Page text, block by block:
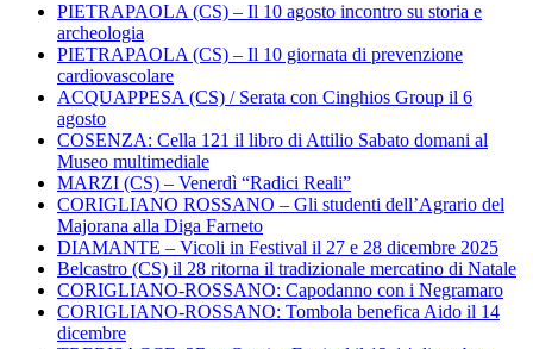
PIETRAPAOLA (CS) – Il 10 agosto incontro su storia e
archeologia
PIETRAPAOLA (CS) – Il 10 giornata di prevenzione
cardiovascolare
ACQUAPPESA (CS) / Serata con Cinghios Group il 6
agosto
COSENZA: Cella 121 il libro di Attilio Sabato domani al
Museo multimediale
MARZI (CS) – Venerdì “Radici Reali”
CORIGLIANO ROSSANO – Gli studenti dell’Agrario del
Majorana alla Diga Farneto
DIAMANTE – Vicoli in Festival il 27 e 28 dicembre 2025
Belcastro (CS) il 28 ritorna il tradizionale mercatino di Natale
CORIGLIANO-ROSSANO: Capodanno con i Negramaro
CORIGLIANO-ROSSANO: Tombola benefica Aido il 14
dicembre